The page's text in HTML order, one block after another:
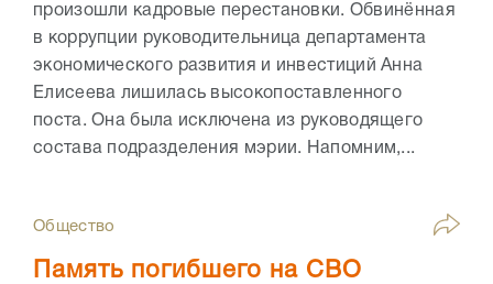
произошли кадровые перестановки. Обвинённая
в коррупции руководительница департамента
экономического развития и инвестиций Анна
Елисеева лишилась высокопоставленного
поста. Она была исключена из руководящего
состава подразделения мэрии. Напомним,...
Общество
Память погибшего на СВО